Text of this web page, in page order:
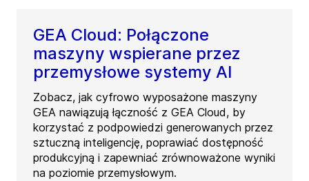
GEA Cloud: Połączone
maszyny wspierane przez
przemysłowe systemy AI
Zobacz, jak cyfrowo wyposażone maszyny
GEA nawiązują łączność z GEA Cloud, by
korzystać z podpowiedzi generowanych przez
sztuczną inteligencję, poprawiać dostępność
produkcyjną i zapewniać zrównoważone wyniki
na poziomie przemysłowym.